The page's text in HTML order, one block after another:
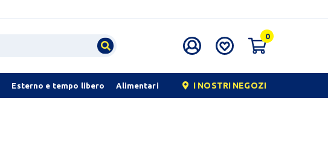
0
Esterno e tempo libero Alimentari I NOSTRI NEGOZI